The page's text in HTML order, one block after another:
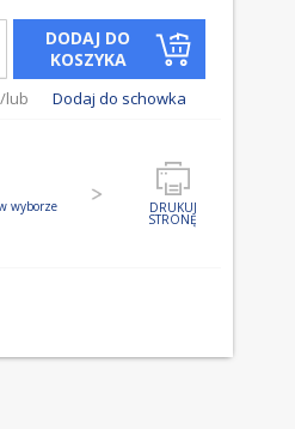
DODAJ DO
KOSZYKA
lub Dodaj do schowka
wyborze
DRUKUJ
STRONĘ